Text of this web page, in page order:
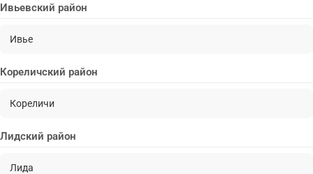
Ивьевский район
Ивье
Кореличский район
Кореличи
Лидский район
Лида